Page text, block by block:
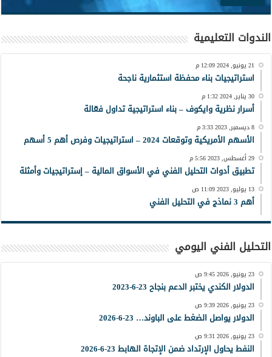
الندوات التعليمية
21 يونيو, 2024 12:09 م
استراتيجيات بناء محفظة استثمارية ناجحة
30 يناير, 2024 1:32 م
أسرار نظرية وايكوف – بناء استراتيجية تداول فعّالة
8 ديسمبر, 2023 3:33 م
الأسهم الأمريكية وتوقعات 2024 – استراتيجيات وفرص أهم 5 أسهم
29 أغسطس, 2023 5:56 م
تطبيق أدوات التحليل الفني في الأسواق المالية – إستراتيجيات وأمثلة
13 يوليو, 2023 11:09 ص
أهم 3 نماذج في التحليل الفني
التحليل الفني اليومي
23 يونيو, 2026 9:45 ص
الدولار الكندي يختبر الدعم بنجاح 23-6-2023
23 يونيو, 2026 9:39 ص
الدولار يواصل الضغط على الباوند… 23-6-2026
23 يونيو, 2026 9:31 ص
النفط يحاول الإرتداد ضمن الإتجاة الهابط 23-6-2026